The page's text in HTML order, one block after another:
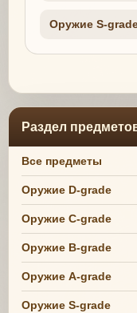
Оружие S-
Раздел
Все предметы
Оружие D-grade
Оружие C-grade
Оружие B-grade
Оружие A-grade
Оружие S-grade